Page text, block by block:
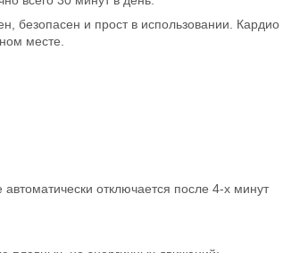
безопасен и прост в использовании. Кардио
месте.
автоматически отключается после 4-х минут